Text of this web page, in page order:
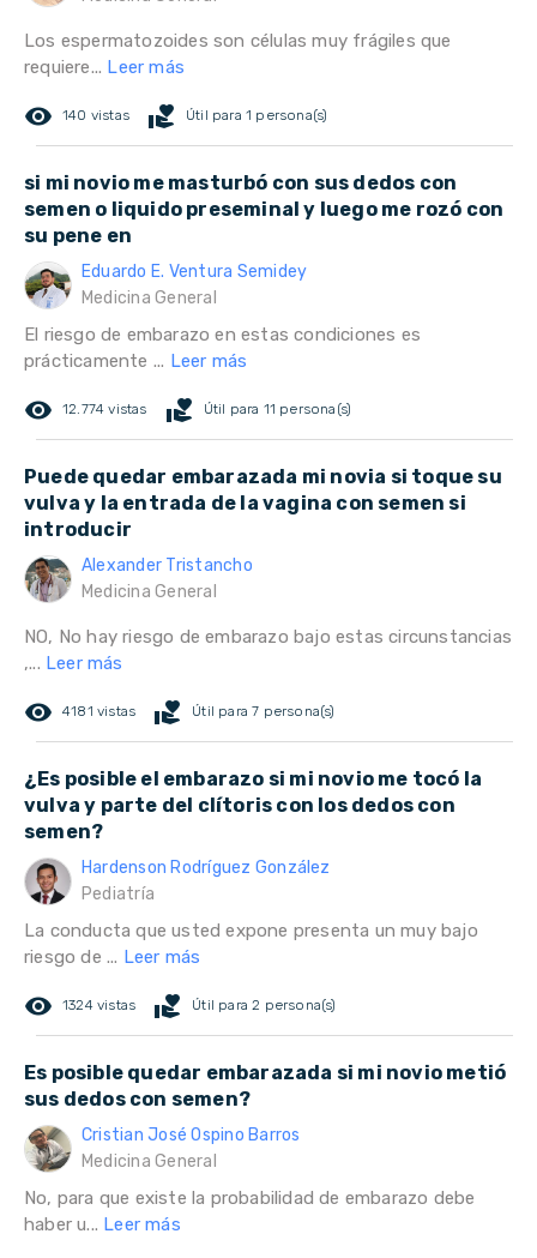
Los espermatozoides son células muy frágiles que
requiere... Leer más
remove_red_eye 140 vistas volunteer_activism Útil para 1 persona(s)
si mi novio me masturbó con sus dedos con
semen o liquido preseminal y luego me rozó con
su pene en
Eduardo E. Ventura Semidey
Medicina General
El riesgo de embarazo en estas condiciones es
prácticamente ... Leer más
remove_red_eye 12.774 vistas volunteer_activism Útil para 11 persona(s)
Puede quedar embarazada mi novia si toque su
vulva y la entrada de la vagina con semen si
introducir
Alexander Tristancho
Medicina General
NO, No hay riesgo de embarazo bajo estas circunstancias
,... Leer más
remove_red_eye 4181 vistas volunteer_activism Útil para 7 persona(s)
¿Es posible el embarazo si mi novio me tocó la
vulva y parte del clítoris con los dedos con
semen?
Hardenson Rodríguez González
Pediatría
La conducta que usted expone presenta un muy bajo
riesgo de ... Leer más
remove_red_eye 1324 vistas volunteer_activism Útil para 2 persona(s)
Es posible quedar embarazada si mi novio metió
sus dedos con semen?
Cristian José Ospino Barros
Medicina General
No, para que existe la probabilidad de embarazo debe
haber u... Leer más